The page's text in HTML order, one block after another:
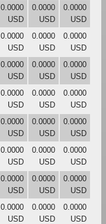
0.0000
USD
0.0000
USD
0.0000
USD
0.0000
USD
0.0000
USD
0.0000
USD
0.0000
USD
0.0000
USD
0.0000
USD
0.0000
USD
0.0000
USD
0.0000
USD
0.0000
USD
0.0000
USD
0.0000
USD
0.0000
USD
0.0000
USD
0.0000
USD
0.0000
USD
0.0000
USD
0.0000
USD
0.0000
USD
0.0000
USD
0.0000
USD